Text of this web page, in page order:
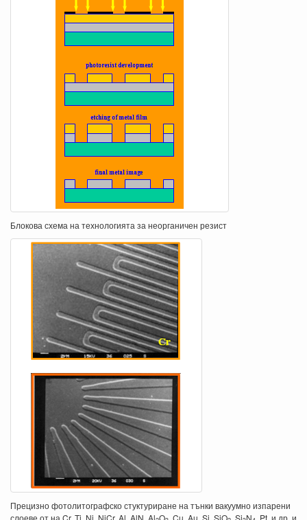
Блокова схема на технологията за неорганичен резист
Прецизно фотолитографско стуктуриране на тънки вакуумно изпарени
слоеве от на Cr, Ti, Ni, NiCr, Al, AlN, Al O , Cu, Au, Si, SiO , Si N , Pt, и др. и